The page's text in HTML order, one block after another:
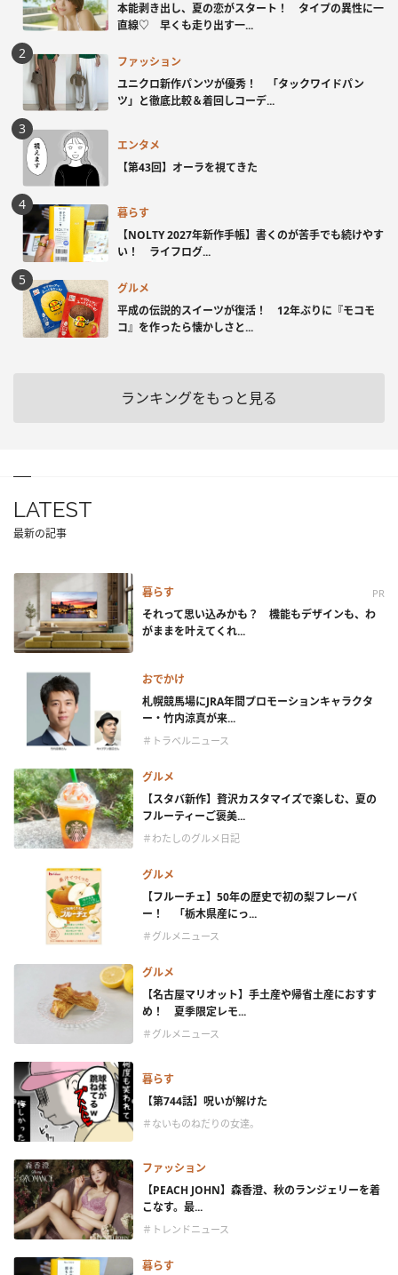
本能剥き出し、夏の恋がスタート！ タイプの異性に一
直線♡ 早くも走り出す一...
ファッション
ユニクロ新作パンツが優秀！ 「タックワイドパン
ツ」と徹底比較＆着回しコーデ...
エンタメ
【第43回】オーラを視てきた
暮らす
【NOLTY 2027年新作手帳】書くのが苦手でも続けやす
い！ ライフログ...
グルメ
平成の伝説的スイーツが復活！ 12年ぶりに『モコモ
コ』を作ったら懐かしさと...
ランキングをもっと見る
LATEST
最新の記事
暮らす PR
それって思い込みかも？ 機能もデザインも、わ
がままを叶えてくれ...
おでかけ
札幌競馬場にJRA年間プロモーションキャラクタ
ー・竹内涼真が来...
＃トラベルニュース
グルメ
【スタバ新作】贅沢カスタマイズで楽しむ、夏の
フルーティーご褒美...
＃わたしのグルメ日記
グルメ
【フルーチェ】50年の歴史で初の梨フレーバ
ー！ 「栃木県産にっ...
＃グルメニュース
グルメ
【名古屋マリオット】手土産や帰省土産におすす
め！ 夏季限定レモ...
＃グルメニュース
暮らす
【第744話】呪いが解けた
＃ないものねだりの女達。
ファッション
【PEACH JOHN】森香澄、秋のランジェリーを着
こなす。最...
＃トレンドニュース
暮らす